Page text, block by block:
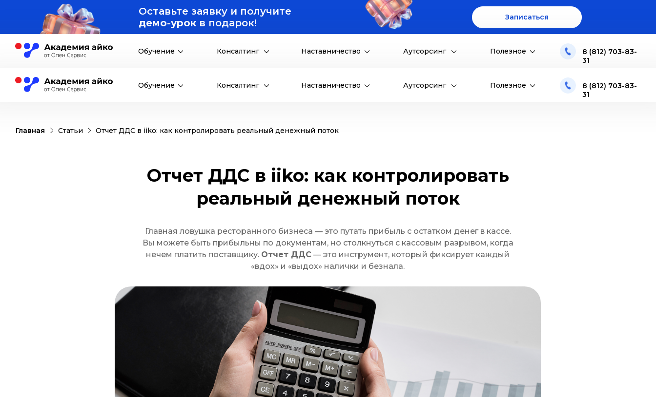
Оставьте заявку и получите
демо-урок в подарок! Записаться
8 (812) 703-83-
31
Аутсорсинг
Наставничество
Консалтинг
Обучение Полезное
8 (812) 703-83-
31
Аутсорсинг
Наставничество
Консалтинг
Обучение Полезное
Главная Отчет ДДС в iiko: как контролировать реальный денежный поток
Статьи
Отчет ДДС в iiko: как контролировать
реальный денежный поток
Главная ловушка ресторанного бизнеса — это путать прибыль с остатком денег в кассе.
Вы можете быть прибыльны по документам, но столкнуться с кассовым разрывом, когда
нечем платить поставщику. Отчет ДДС — это инструмент, который фиксирует каждый
«вдох» и «выдох» налички и безнала.